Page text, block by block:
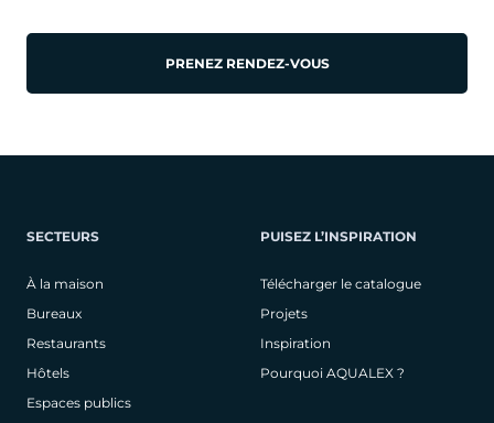
PRENEZ RENDEZ-VOUS
SECTEURS
À la maison
Bureaux
Restaurants
Hôtels
Espaces publics
PUISEZ L’INSPIRATION
Télécharger le catalogue
Projets
Inspiration
Pourquoi AQUALEX ?